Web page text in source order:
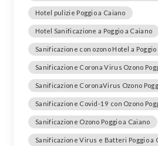
Hotel pulizie Poggio a Caiano
Hotel Sanificazione a Poggio a Caiano
Sanificazione con ozono Hotel a Poggio
Sanificazione Corona Virus Ozono
Sanificazione CoronaVirus Ozono
Sanificazione Covid-19 con Ozono
Sanificazione Ozono Poggio a Caiano
Sanificazione Virus e Batteri Poggio a